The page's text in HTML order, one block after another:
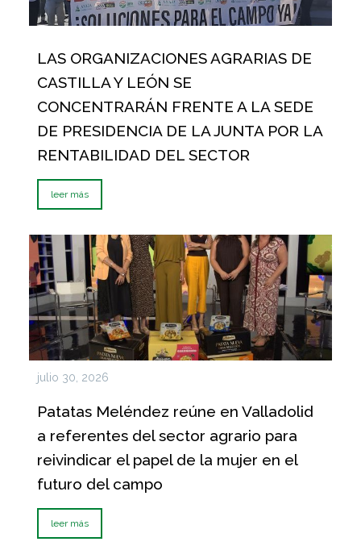
LAS ORGANIZACIONES AGRARIAS DE
CASTILLA Y LEÓN SE
CONCENTRARÁN FRENTE A LA SEDE
DE PRESIDENCIA DE LA JUNTA POR LA
RENTABILIDAD DEL SECTOR
leer más
julio 30, 2026
Patatas Meléndez reúne en Valladolid
a referentes del sector agrario para
reivindicar el papel de la mujer en el
futuro del campo
leer más